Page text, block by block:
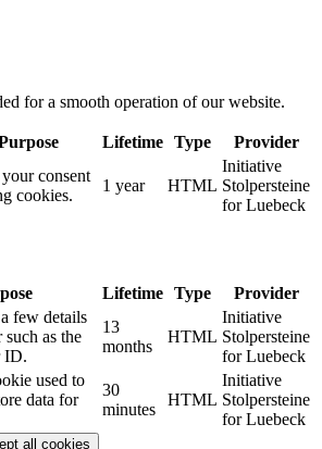
for a smooth operation of our website.
Lifetime Type Provider
your consent
cookies.
1 year HTML
Initiative
Stolpersteine
for Luebeck
Lifetime Type Provider
few details
such as the
ID.
13
months
HTML
Initiative
Stolpersteine
for Luebeck
used to
data for
30
minutes
HTML
Initiative
Stolpersteine
for Luebeck
all cookies